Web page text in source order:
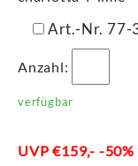
Art.-Nr. 77-
Anzahl:
verfügbar
UVP €159,- -50%